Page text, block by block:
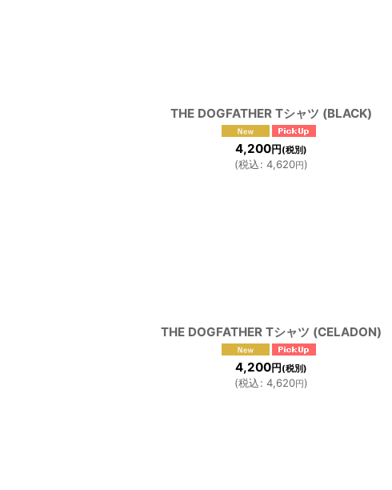
THE DOGFATHER Tシャツ (BLACK)
4,200円 (税別)
(税込: 4,620円)
THE DOGFATHER Tシャツ (CELADON)
4,200円 (税別)
(税込: 4,620円)